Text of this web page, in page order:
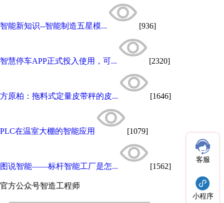
智能新知识--智能制造五星模... [936]
智慧停车APP正式投入使用，可... [2320]
方原柏：拖料式定量皮带秤的皮... [1646]
PLC在温室大棚的智能应用 [1079]
图说智能——标杆智能工厂是怎... [1562]
官方公众号智造工程师
客服
小程序